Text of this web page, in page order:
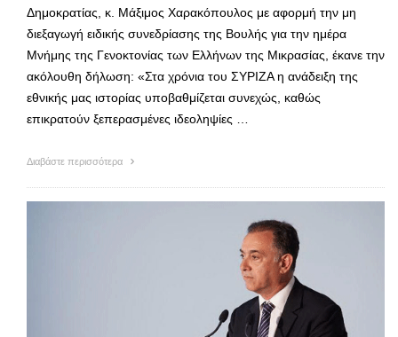
Δημοκρατίας, κ. Μάξιμος Χαρακόπουλος με αφορμή την μη
διεξαγωγή ειδικής συνεδρίασης της Βουλής για την ημέρα
Μνήμης της Γενοκτονίας των Ελλήνων της Μικρασίας, έκανε την
ακόλουθη δήλωση: «Στα χρόνια του ΣΥΡΙΖΑ η ανάδειξη της
εθνικής μας ιστορίας υποβαθμίζεται συνεχώς, καθώς
επικρατούν ξεπερασμένες ιδεοληψίες …
Διαβάστε περισσότερα